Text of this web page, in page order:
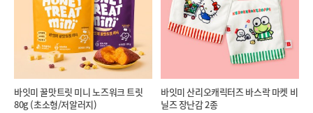
바잇미 꿀맛트릿 미니 노즈워크 트릿
80g (초소형/저알러지)
바잇미 산리오캐릭터즈 바스락 마켓 비
닐즈 장난감 2종